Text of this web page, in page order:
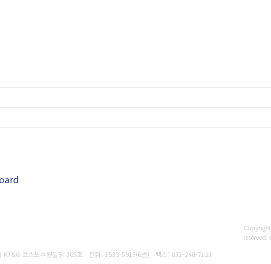
KT&G 코스모수원빌딩 305호 전화: 1533-5915(6번) 팩스: 031-248-7123
Copyright
reserved.